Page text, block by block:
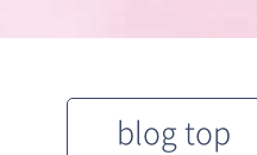
blog top